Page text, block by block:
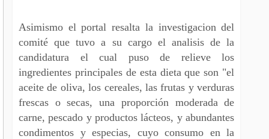
Asimismo el portal resalta la investigacion del
comité que tuvo a su cargo el analisis de la
candidatura el cual puso de relieve los
ingredientes principales de esta dieta que son "el
aceite de oliva, los cereales, las frutas y verduras
frescas o secas, una proporción moderada de
carne, pescado y productos lácteos, y abundantes
condimentos y especias, cuyo consumo en la